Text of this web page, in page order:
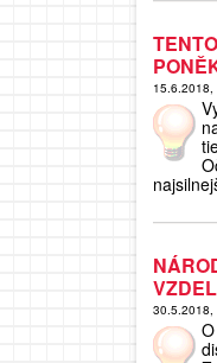
15.6.2018,
30.5.2018,